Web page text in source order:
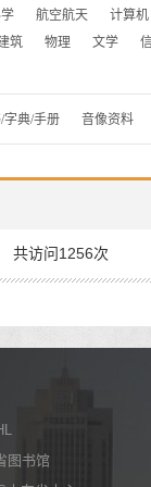
航空航天 计算机
筑 物理 文学
字典/手册 音像资料
共访问1256次
图书馆